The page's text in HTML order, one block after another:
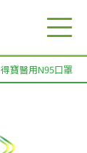
得寶醫用N95口罩